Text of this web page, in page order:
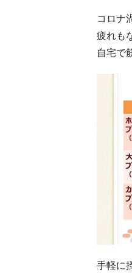
コロナ
疲れも
自宅で
手軽に